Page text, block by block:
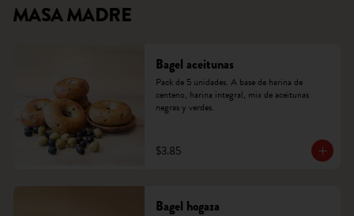
MASA MADRE
Bagel aceitunas
Pack de 5 unidades. A base de harina de
centeno, harina integral, mix de aceitunas
negras y verdes.
$3.85
Bagel hogaza